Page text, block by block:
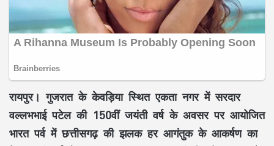
रायपुर। गुजरात के केवड़िया स्थित एकता नगर में सरदार
वल्लभभाई पटेल की 150वीं जयंती वर्ष के अवसर पर आयोजित
भारत पर्व में छत्तीसगढ़ की झलक हर आगंतुक के आकर्षण का